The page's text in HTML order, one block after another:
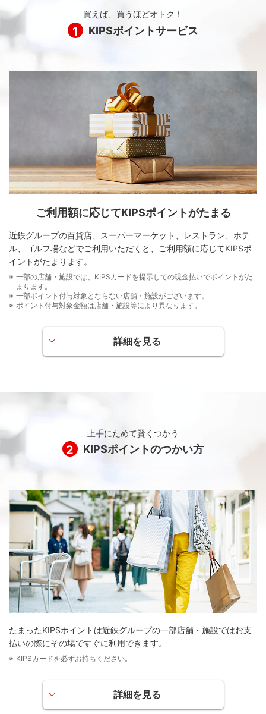
買えば、買うほどオトク！
1 KIPSポイントサービス
ご利用額に応じてKIPSポイントがたまる
近鉄グループの百貨店、スーパーマーケット、レストラン、ホテ
ル、ゴルフ場などでご利用いただくと、ご利用額に応じてKIPSポ
イントがたまります。
一部の店舗・施設では、KIPSカードを提示しての現金払いでポイントがた
まります。
一部ポイント付与対象とならない店舗・施設がございます。
ポイント付与対象金額は店舗・施設等により異なります。
KIPSポイント加盟店でのご利用
近鉄百貨店での年間のお買い上げ額に応じて翌年の普通
商品の基本ポイント率がアップします。詳しくはこちら
お買い上げ額200円（税抜）につき1ポイント
その他近鉄グループの店舗・施設
ご利用額110円（税込）または220円（税込）につき1ポ
イント
KIPS PiTaPaカードによる近鉄電車のIC乗車券利用
ご利用額220円（税込）につき1ポイント
ポイントはKIPSカードにたまります。
ご利用可能店舗・施設
KIPSポイント加盟店以外でのご利用
毎月のお買い物、公共料金の月々のお支払い、海外でのシ
き1ポイント
カード年会費、再発行手数料、キャッシングサービス・カードロー
ンのご利用代金および手数料、電子マネーチャージなどの当社が定
詳細を見る
上手にためて賢くつかう
2 KIPSポイントのつかい方
たまったKIPSポイントは近鉄グループの一部店舗・施設ではお支
払いの際にその場ですぐに利用できます。
KIPSカードを必ずお持ちください。
その場でつかう
詳細を見る